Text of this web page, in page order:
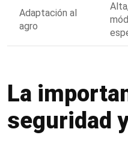
Adaptación al
agro
La
seguridad